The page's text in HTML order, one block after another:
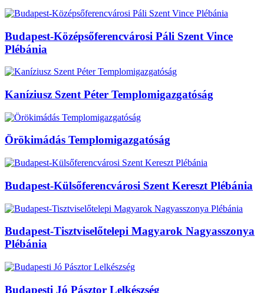
Budapest-Középsőferencvárosi Páli Szent Vince
Plébánia
Kaníziusz Szent Péter Templomigazgatóság
Örökimádás Templomigazgatóság
Budapest-Külsőferencvárosi Szent Kereszt Plébánia
Budapest-Tisztviselőtelepi Magyarok Nagyasszonya
Plébánia
Budapesti Jó Pásztor Lelkészség